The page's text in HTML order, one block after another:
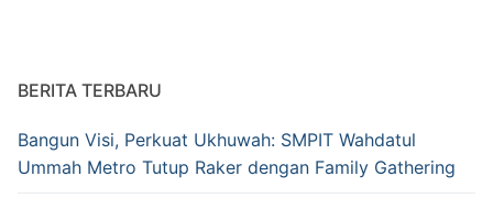
BERITA TERBARU
Bangun Visi, Perkuat Ukhuwah: SMPIT Wahdatul
Ummah Metro Tutup Raker dengan Family Gathering